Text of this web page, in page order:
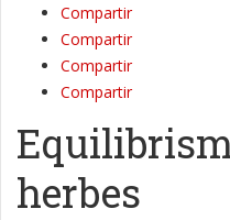
Compartir
Compartir
Compartir
Compartir
herbes